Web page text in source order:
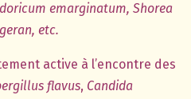
emarginatum, Shorea
etc.
active à l’encontre des
flavus, Candida